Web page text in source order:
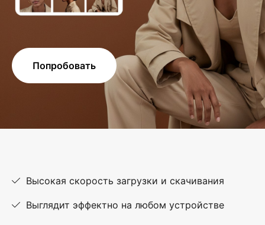
Попробовать
Высокая скорость загрузки и скачивания
Выглядит эффектно на любом устройстве